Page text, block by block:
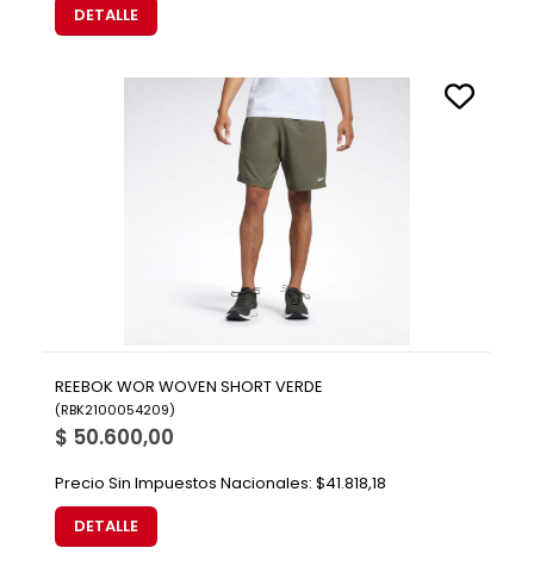
DETALLE
REEBOK WOR WOVEN SHORT VERDE
(RBK2100054209)
$ 50.600,00
Precio Sin Impuestos Nacionales: $41.818,18
DETALLE